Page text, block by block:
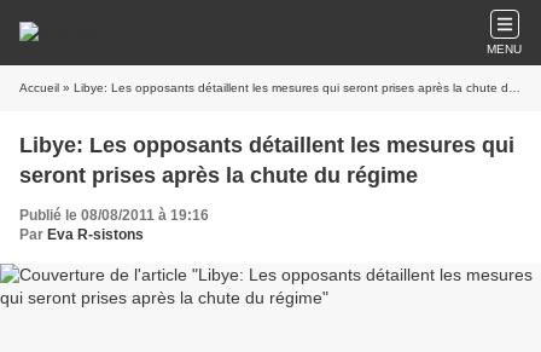
MENU
Accueil » Libye: Les opposants détaillent les mesures qui seront prises après la chute du régime
Libye: Les opposants détaillent les mesures qui
seront prises après la chute du régime
Publié le 08/08/2011 à 19:16
Par Eva R-sistons